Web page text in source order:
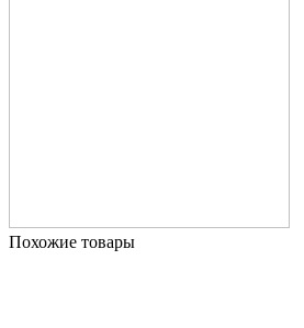
Похожие товары